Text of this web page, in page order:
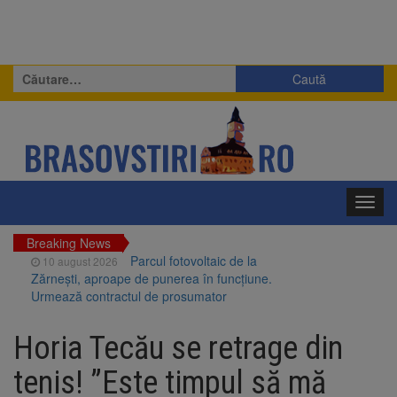
Caută
după:
Breaking News
10 august 2026
Parcul fotovoltaic de la
Zărnești, aproape de punerea în funcțiune.
Urmează contractul de prosumator
Blue Stream Line, locul 3 la general în
competiția Formula Student din Spania
10 august 2026
Europa, nepregătită pentru
amenințarea dronelor? Un studiu analizează
Horia Tecău se retrage din
tenis! ”Este timpul să mă